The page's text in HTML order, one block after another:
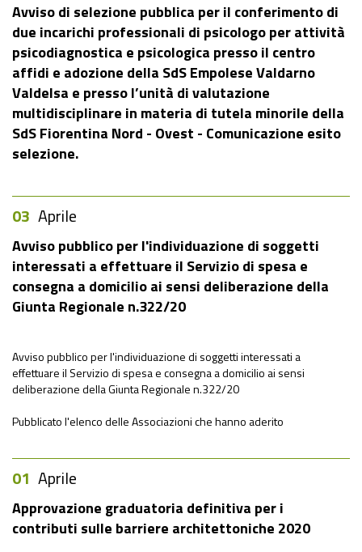
Avviso di selezione pubblica per il conferimento di
due incarichi professionali di psicologo per attività
psicodiagnostica e psicologica presso il centro
affidi e adozione della SdS Empolese Valdarno
Valdelsa e presso l’unità di valutazione
multidisciplinare in materia di tutela minorile della
SdS Fiorentina Nord - Ovest - Comunicazione esito
selezione.
03 Aprile
Avviso pubblico per l'individuazione di soggetti
interessati a effettuare il Servizio di spesa e
consegna a domicilio ai sensi deliberazione della
Giunta Regionale n.322/20
Avviso pubblico per l'individuazione di soggetti interessati a
effettuare il Servizio di spesa e consegna a domicilio ai sensi
deliberazione della Giunta Regionale n.322/20
Pubblicato l'elenco delle Associazioni che hanno aderito
01 Aprile
Approvazione graduatoria definitiva per i
contributi sulle barriere architettoniche 2020